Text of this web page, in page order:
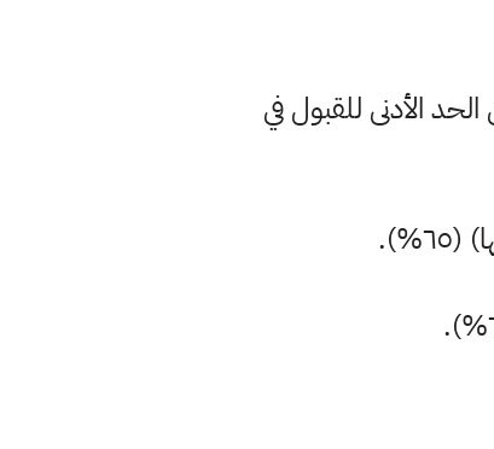
الأدنى للقبول في